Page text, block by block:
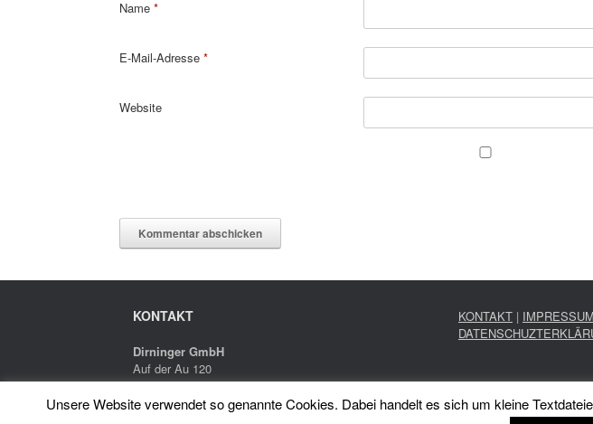
Name *
E-Mail-Adresse *
Website
KONTAKT
Dirninger GmbH
Auf der Au 120
A-8933 St. Gallen
KONTAKT| IMPRESSUM
Unsere Website verwendet so genannte Cookies. Dabei handelt es sich um kleine